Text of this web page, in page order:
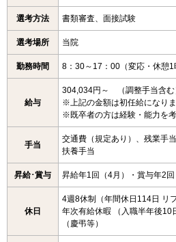
選考方法 書類審査、面接試験
選考場所 当院
勤務時間 8：30～17：00（変応・休
給与
304,034円～ （調整手当含む
※上記の金額は初任給になり
※既卒者の方は経験・能力を
手当
交通費（規定あり）、残業手
扶養手当
昇給･賞与 昇給年1回（4月）・賞与年2回
休日
4週8休制（年間休日114日 リ
年次有給休暇 （入職半年後10
（慶弔等）